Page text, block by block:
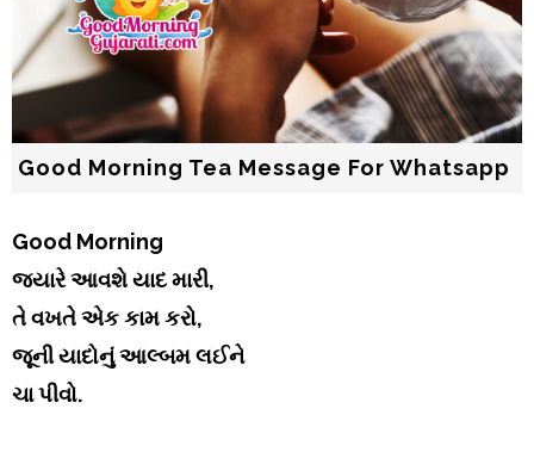
Good Morning Tea Message For Whatsapp
Good Morning
જ્યારે આવશે યાદ મારી,
તે વખતે એક કામ કરો,
જૂની યાદોનું આલ્બમ લઈને
ચા પીવો.